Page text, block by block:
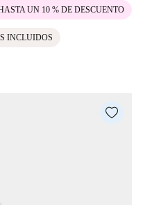
UN 10 % DE DESCUENTO
INCLUIDOS